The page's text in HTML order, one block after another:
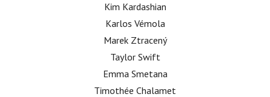
Kim Kardashian
Karlos Vémola
Marek Ztracený
Taylor Swift
Emma Smetana
Timothée Chalamet